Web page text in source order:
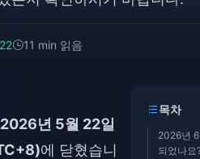
11 min 읽음
2026년 5월 22일
에 닫혔습니
목차
2026년
되었나요